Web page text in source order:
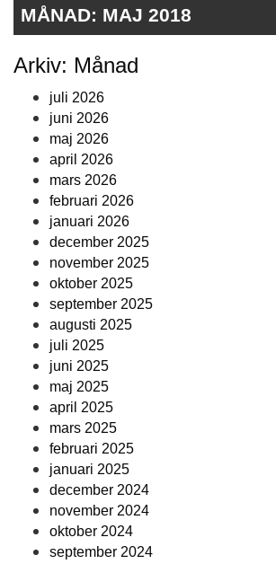
MÅNAD: MAJ 2018
Arkiv: Månad
juli 2026
juni 2026
maj 2026
april 2026
mars 2026
februari 2026
januari 2026
december 2025
november 2025
oktober 2025
september 2025
augusti 2025
juli 2025
juni 2025
maj 2025
april 2025
mars 2025
februari 2025
januari 2025
december 2024
november 2024
oktober 2024
september 2024